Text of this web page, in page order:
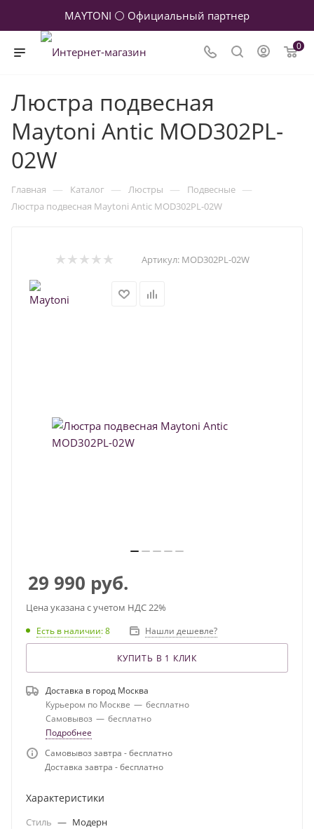
MAYTONI ⚪ Официальный партнер
0
Люстра подвесная
Maytoni Antic MOD302PL-
02W
Главная — Каталог — Люстры — Подвесные —
Люстра подвесная Maytoni Antic MOD302PL-02W
Артикул: MOD302PL-02W
29 990 руб.
Цена указана с учетом НДС 22%
Есть в наличии: 8 Нашли дешевле?
КУПИТЬ В 1 КЛИК
Доставка в город Москва
Курьером по Москве — бесплатно
Самовывоз — бесплатно
Подробнее
Самовывоз завтра - бесплатно
Доставка завтра - бесплатно
Характеристики
Стиль — Модерн